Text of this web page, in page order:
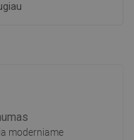
moderniame